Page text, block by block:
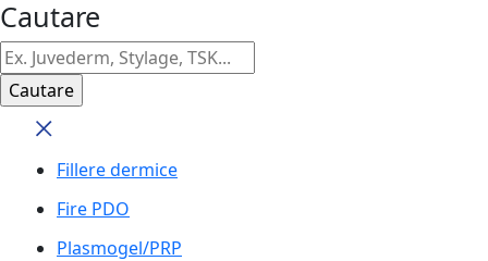
Cautare
Fillere dermice
Fire PDO
Plasmogel/PRP